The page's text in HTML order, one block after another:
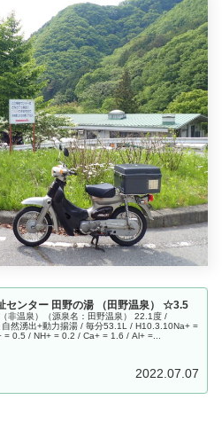
センター 田野の湯 （田野温泉） ☆3.5
非温泉）（源泉名：田野温泉） 22.1度 /
然湧出+動力揚湯 / 毎分53.1L / H10.3.10Na+ =
= 0.5 / NH+ = 0.2 / Ca+ = 1.6 / Al+ =...
2022.07.07